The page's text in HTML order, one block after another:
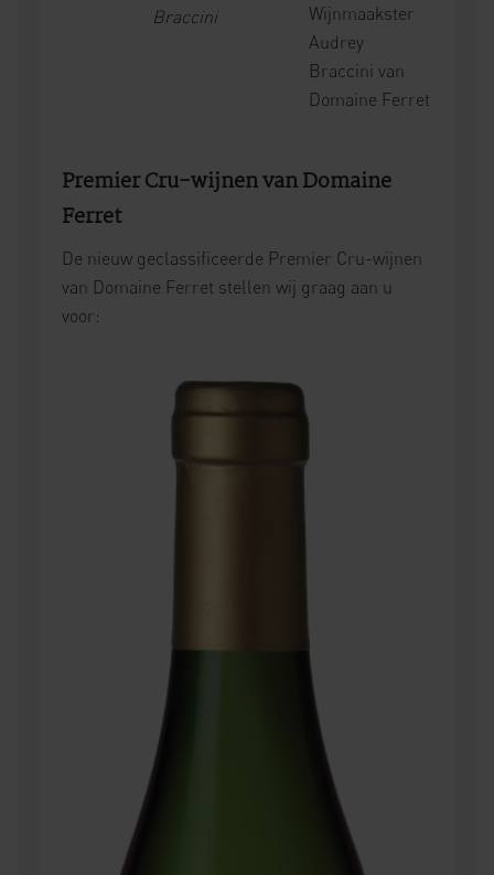
Braccini
Wijnmaakster
Audrey
Braccini van
Domaine Ferret
Premier Cru-wijnen van Domaine
Ferret
De nieuw geclassificeerde Premier Cru-wijnen
van Domaine Ferret stellen wij graag aan u
voor: